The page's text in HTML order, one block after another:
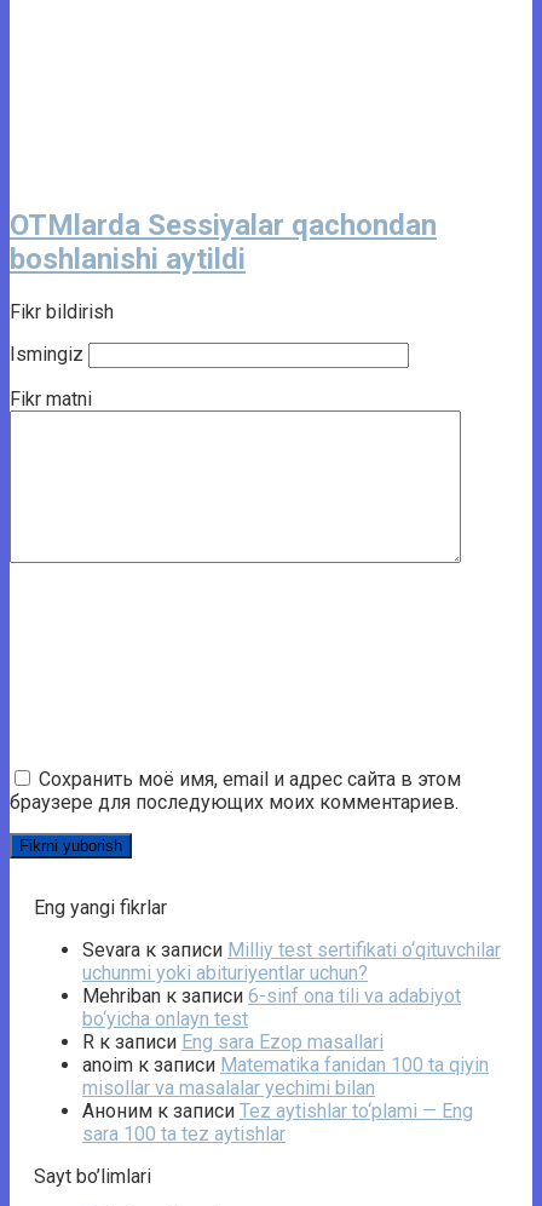
OTMlarda Sessiyalar qachondan
boshlanishi aytildi
Fikr bildirish
Ismingiz
Fikr matni
Сохранить моё имя, email и адрес сайта в этом
браузере для последующих моих комментариев.
Eng yangi fikrlar
Sevara к записи Milliy test sertifikati o‘qituvchilar
uchunmi yoki abituriyentlar uchun?
Mehriban к записи 6-sinf ona tili va adabiyot
bo‘yicha onlayn test
R к записи Eng sara Ezop masallari
anoim к записи Matematika fanidan 100 ta qiyin
misollar va masalalar yechimi bilan
Аноним к записи Tez aytishlar to‘plami — Eng
sara 100 ta tez aytishlar
Sayt bo’limlari